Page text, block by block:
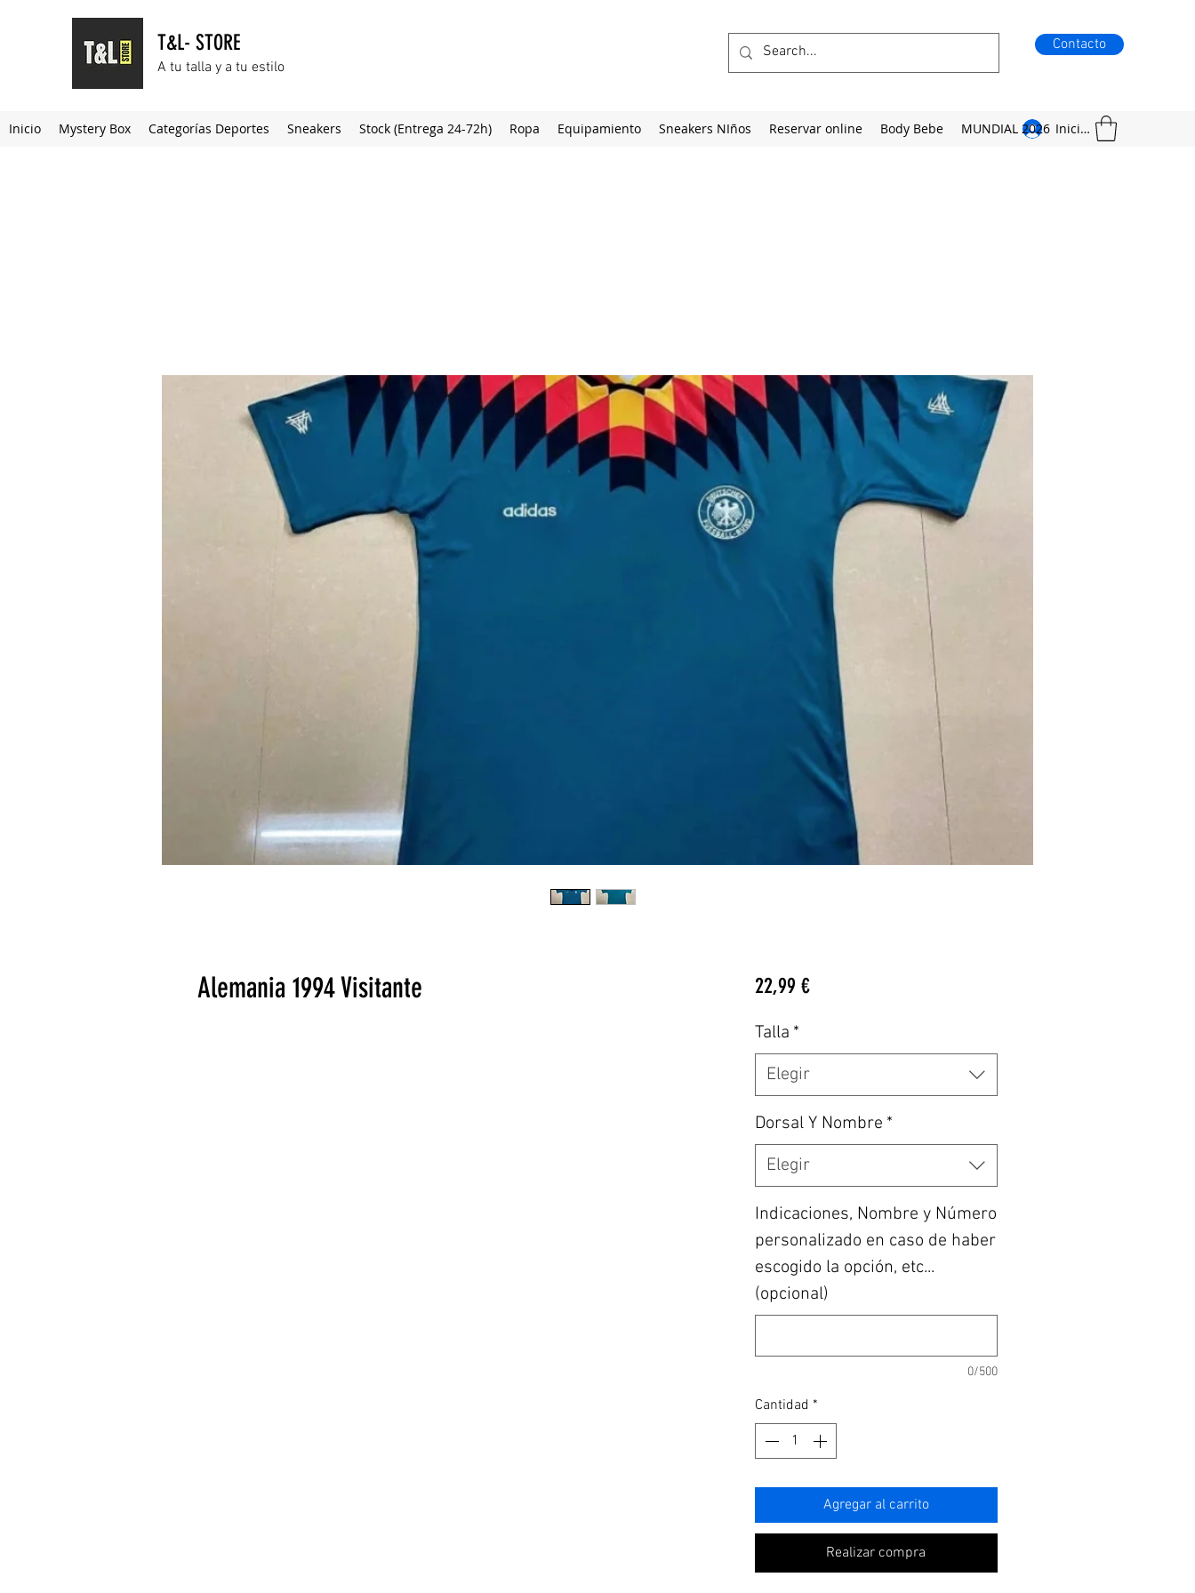
T&L- STORE
A tu talla y a tu estilo
Contacto
Iniciar sesión
Inicio Mystery Box Categorías Deportes Sneakers Stock (Entrega 24-72h) Ropa Equipamiento Sneakers NIños Reservar online Body Bebe MUNDIAL 2026
Alemania 1994 Visitante 22,99 €Precio
Talla *
Elegir
Dorsal Y Nombre *
Elegir
Indicaciones, Nombre y Número
personalizado en caso de haber
escogido la opción, etc...
(opcional)
0/500
Cantidad *
Agregar al carrito
Realizar compra